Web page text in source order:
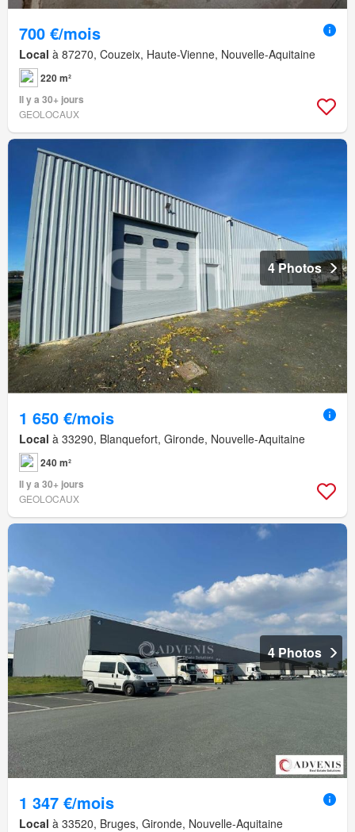
700 €/mois
Local à 87270, Couzeix, Haute-Vienne, Nouvelle-Aquitaine
220 m²
Il y a 30+ jours
GEOLOCAUX
4 Photos
1 650 €/mois
Local à 33290, Blanquefort, Gironde, Nouvelle-Aquitaine
240 m²
Il y a 30+ jours
GEOLOCAUX
4 Photos
1 347 €/mois
Local à 33520, Bruges, Gironde, Nouvelle-Aquitaine